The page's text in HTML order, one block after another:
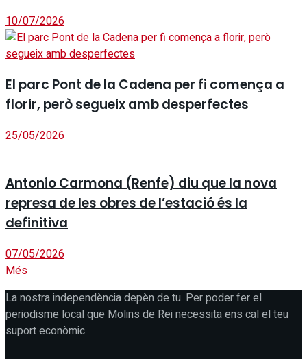
10/07/2026
El parc Pont de la Cadena per fi comença a
florir, però segueix amb desperfectes
25/05/2026
Antonio Carmona (Renfe) diu que la nova
represa de les obres de l’estació és la
definitiva
07/05/2026
Més
La nostra independència depèn de tu. Per poder fer el
periodisme local que Molins de Rei necessita ens cal el teu
suport econòmic.